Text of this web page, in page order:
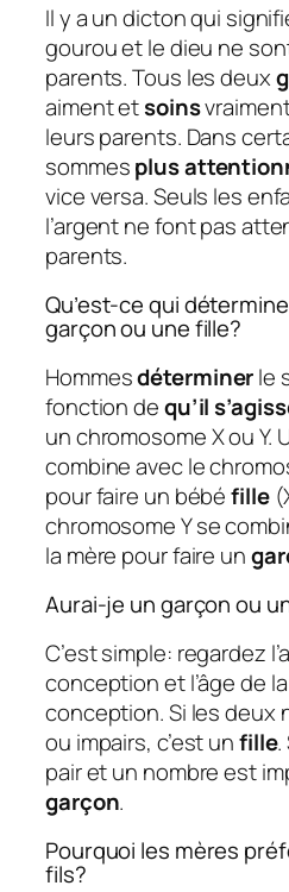
Il y a un dicton qui
gourou et le dieu ne
parents. Tous les deux
aiment etsoins
leurs parents. Dans
sommesplus
vice versa. Seuls les
l’argent ne font pas
parents.
Qu’est-ce qui
garçon ou une fille?
Hommesdéterminerle
fonction dequ’il
un chromosome X ou Y.
combine avec le
pour faire un bébéfille
chromosome Y se
la mère pour faire un
Aurai-je un garçon ou
C’est simple: regardez
conception et l’âge de
conception. Si les deux
ou impairs, c’est unfille.
pair et un nombre est
garçon.
Pourquoi les mères
fils?